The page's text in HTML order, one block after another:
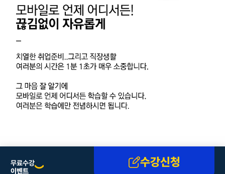
무료수강
이벤트
수강신청